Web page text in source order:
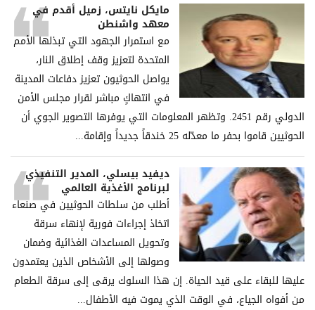
مايكل نايتس، زميل أقدم في
معهد واشنطن
مع استمرار الجهود التي تبذلها الأمم
المتحدة لتعزيز وقف إطلاق النار،
يواصل الحوثيون تعزيز دفاعات المدينة
في انتهاكٍ مباشر لقرار مجلس الأمن
الدولي رقم 2451. وتظهر المعلومات التي يوفرها التصوير الجوي أن
الحوثيين قاموا بحفر ما معدّله 25 خندقاً جديداً وإقامة...
ديفيد بيسلي، المدير التنفيذي
لبرنامج الأغذية العالمي
أطلب من سلطات الحوثيين في صنعاء
اتخاذ إجراءات فورية لإنهاء سرقة
وتحويل المساعدات الغذائية وضمان
وصولها إلى الأشخاص الذين يعتمدون
عليها للبقاء على قيد الحياة. إن هذا السلوك يرقى إلى سرقة الطعام
من أفواه الجياع، في الوقت الذي يموت فيه الأطفال...